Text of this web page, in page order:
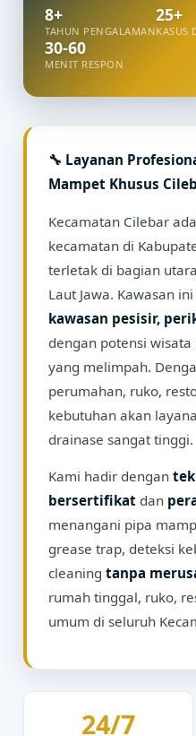
8+
TAHUN PENGALAMAN
25+
KASUS
30-60
MENIT RESPON
🔧 Layanan
Mampet Khusus
Kecamatan Cilebar
kecamatan di
terletak di bagian
Laut Jawa. Kawasan
kawasan pesisir,
dengan potensi
yang melimpah.
perumahan, ruko,
kebutuhan akan
drainase sangat tinggi.
Kami hadir dengan
bersertifikat dan
menangani pipa
grease trap, deteksi
cleaning tanpa
rumah tinggal, ruko,
umum di seluruh
24/7